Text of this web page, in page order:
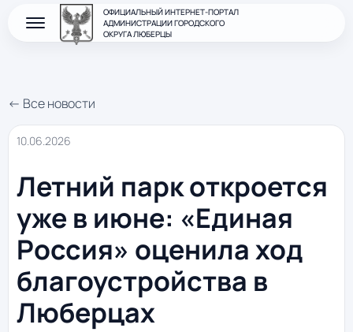
ОФИЦИАЛЬНЫЙ ИНТЕРНЕТ-ПОРТАЛ
АДМИНИСТРАЦИИ ГОРОДСКОГО
ОКРУГА ЛЮБЕРЦЫ
← Все новости
10.06.2026
Летний парк откроется
уже в июне: «Единая
Россия» оценила ход
благоустройства в
Люберцах